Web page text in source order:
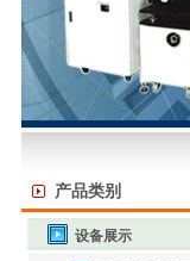
产品类别
设备展示